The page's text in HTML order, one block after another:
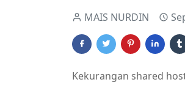
MAIS NURDIN
Kekurangan shared